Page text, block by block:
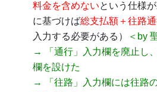
料金を含めないという仕様
に基づけば総支払額＋往路
入力する必要がある）
＜by
→ 「通行」入力欄を廃止し
欄を設けた
→ 「往路」入力欄には往路